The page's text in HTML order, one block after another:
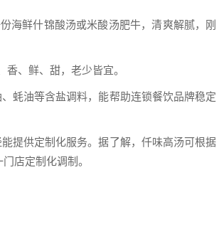
海鲜什锦酸汤或米酸汤肥牛，清爽解腻，刚
、鲜、甜，老少皆宜。
蚝油等含盐调料，能帮助连锁餐饮品牌稳定
提供定制化服务。据了解，仟味高汤可根据
店定制化调制。